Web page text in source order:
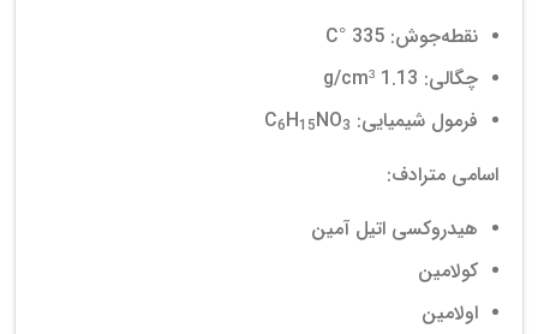
نقطه‌جوش: 335 °C
چگالی: 1.13 g/cm³
فرمول شیمیایی: C
6H15NO3
اسامی مترادف:
هیدروکسی اتیل آمین
کولامین
اولامین